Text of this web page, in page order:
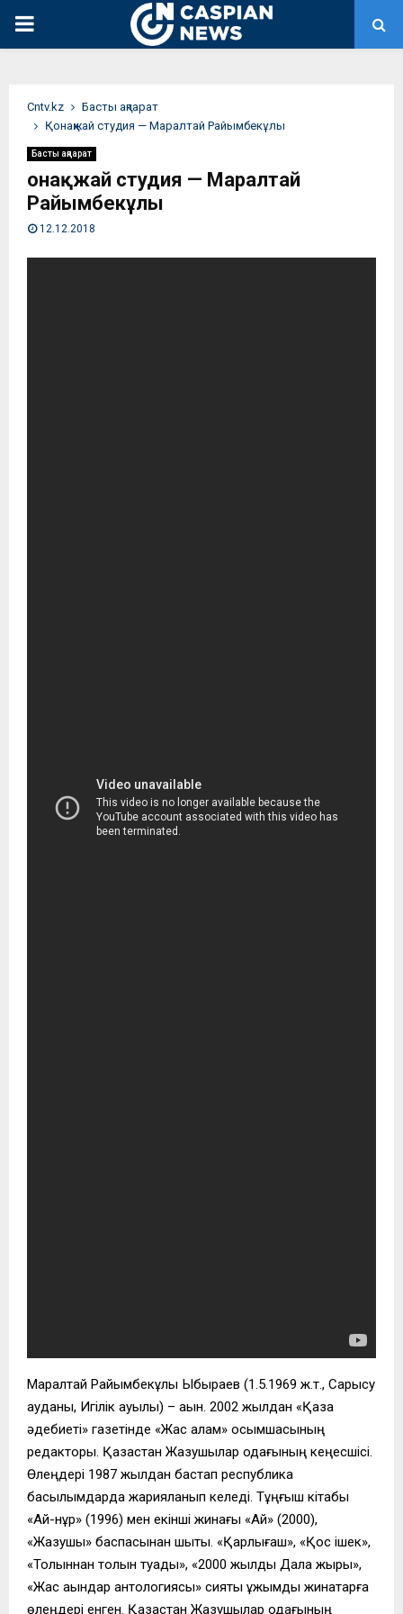
PRIMARY
Сntv.kz
Басты ақпарат
Қонақжай студия — Маралтай Райымбекұлы
Басты ақпарат
Қонақжай студия — Маралтай
Райымбекұлы
12.12.2018
Маралтай Райымбекұлы Ыбыраев (1.5.1969 ж.т., Сарысу
ауданы, Игілік ауылы) – ақын. 2002 жылдан «Қазақ
әдебиеті» газетінде «Жас қалам» қосымшасының
редакторы. Қазақстан Жазушылар одағының кеңесшісі.
Өлеңдері 1987 жылдан бастап республика
басылымдарда жарияланып келеді. Тұңғыш кітабы
«Ай-нұр» (1996) мен екінші жинағы «Ай» (2000),
«Жазушы» баспасынан шықты. «Қарлығаш», «Қос ішек»,
«Толқыннан толқын туады», «2000 жылдық Дала жыры»,
«Жас ақындар антологиясы» сияқты ұжымдық жинақтарға
өлеңдері енген. Қазақстан Жазушылар одағының